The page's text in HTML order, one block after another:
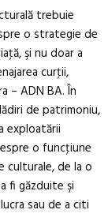
trebuie
o strategie de
şi nu doar a
curţii,
– ADN BA. În
de patrimoniu,
exploatării
o funcţiune
culturale, de la o
fi găzduite şi
sau de a citi